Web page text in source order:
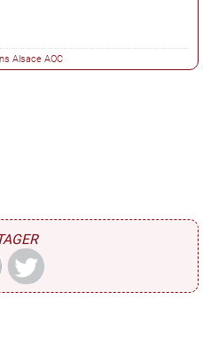
Alsace AOC